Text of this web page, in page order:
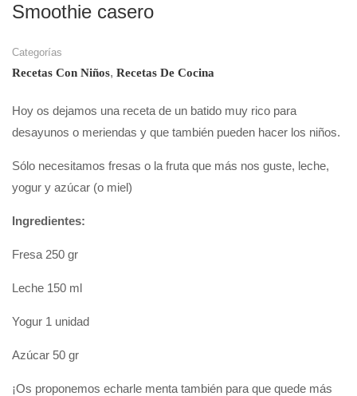
Smoothie casero
Categorías
Recetas Con Niños, Recetas De Cocina
Hoy os dejamos una receta de un batido muy rico para
desayunos o meriendas y que también pueden hacer los niños.
Sólo necesitamos fresas o la fruta que más nos guste, leche,
yogur y azúcar (o miel)
Ingredientes:
Fresa 250 gr
Leche 150 ml
Yogur 1 unidad
Azúcar 50 gr
¡Os proponemos echarle menta también para que quede más